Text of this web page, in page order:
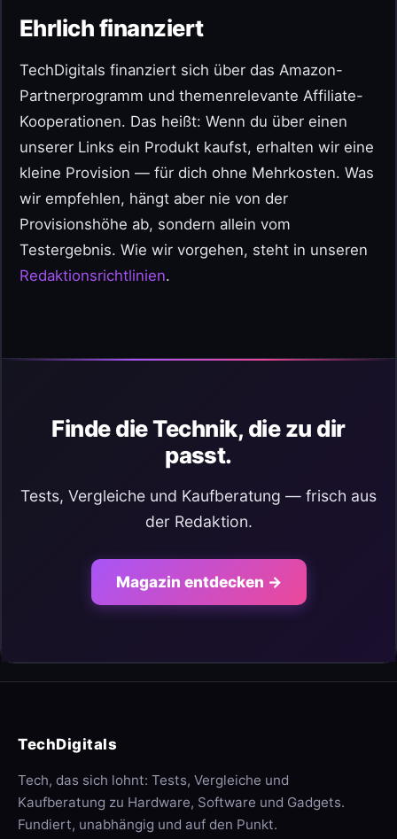
Ehrlich finanziert
TechDigitals finanziert sich über das Amazon-
Partnerprogramm und themenrelevante Affiliate-
Kooperationen. Das heißt: Wenn du über einen
unserer Links ein Produkt kaufst, erhalten wir eine
kleine Provision — für dich ohne Mehrkosten. Was
wir empfehlen, hängt aber nie von der
Provisionshöhe ab, sondern allein vom
Testergebnis. Wie wir vorgehen, steht in unseren
Redaktionsrichtlinien.
Finde die Technik, die zu dir
passt.
Tests, Vergleiche und Kaufberatung — frisch aus
der Redaktion.
Magazin entdecken →
TechDigitals
Tech, das sich lohnt: Tests, Vergleiche und
Kaufberatung zu Hardware, Software und Gadgets.
Fundiert, unabhängig und auf den Punkt.